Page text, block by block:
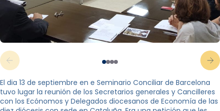
El dia 13 de septiembre en e Seminario Conciliar de Barcelona
tuvo lugar la reunión de los Secretarios generales y Cancilleres
con los Ecónomos y Delegados diocesanos de Economía de las